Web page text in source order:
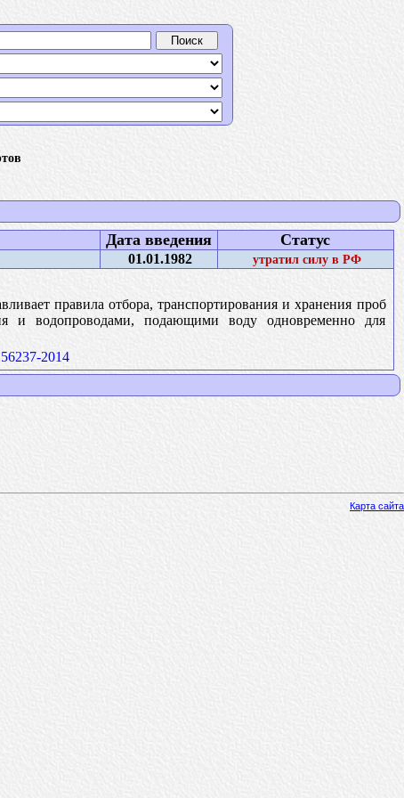
Дата введения Статус
01.01.1982 утратил силу в РФ
правила отбора, транспортирования и хранения проб
и водопроводами, подающими воду одновременно для
2014
Карта сайта